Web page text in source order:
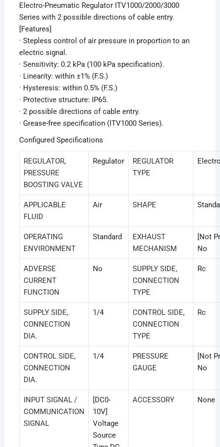
Electro-Pneumatic Regulator ITV1000/2000/3000
Series with 2 possible directions of cable entry.
[Features]
· Stepless control of air pressure in proportion to an
electric signal.
· Sensitivity: 0.2 kPa (100 kPa specification).
· Linearity: within ±1% (F.S.)
· Hysteresis: within 0.5% (F.S.)
· Protective structure: IP65.
· 2 possible directions of cable entry.
· Grease-free specification (ITV1000 Series).
Configured Specifications
REGULATOR,
PRESSURE
BOOSTING VALVE
Regulator
REGULATOR
TYPE
APPLICABLE
FLUID
Air SHAPE
OPERATING
ENVIRONMENT
Standard
EXHAUST
MECHANISM
[Not
No
ADVERSE
CURRENT
FUNCTION
No
SUPPLY SIDE,
CONNECTION
TYPE
Rc
SUPPLY SIDE,
CONNECTION
DIA.
1/4
CONTROL SIDE,
CONNECTION
TYPE
Rc
CONTROL SIDE,
CONNECTION
DIA.
1/4
PRESSURE
GAUGE
[Not
No
INPUT SIGNAL /
COMMUNICATION
SIGNAL
[DC0-
10V]
Voltage
Source
ACCESSORY None